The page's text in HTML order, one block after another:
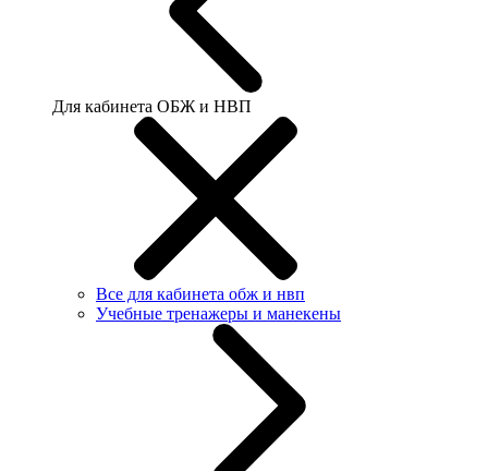
Для кабинета ОБЖ и НВП
Все для кабинета обж и нвп
Учебные тренажеры и манекены